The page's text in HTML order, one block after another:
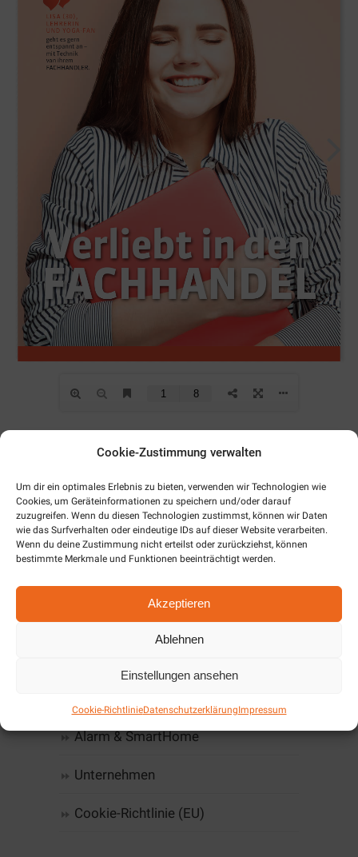
Cookie-Zustimmung verwalten
Um dir ein optimales Erlebnis zu bieten, verwenden wir Technologien wie
Cookies, um Geräteinformationen zu speichern und/oder darauf
zuzugreifen. Wenn du diesen Technologien zustimmst, können wir Daten
wie das Surfverhalten oder eindeutige IDs auf dieser Website verarbeiten.
Wenn du deine Zustimmung nicht erteilst oder zurückziehst, können
bestimmte Merkmale und Funktionen beeinträchtigt werden.
Akzeptieren
Ablehnen
Einstellungen ansehen
Cookie-RichtlinieDatenschutzerklärungImpressum
Wissenswertes auf einen
Blick
Home
Computer, IT & Infrastruktur
Web-Design & Hosting
Alarm & SmartHome
Unternehmen
Cookie-Richtlinie (EU)